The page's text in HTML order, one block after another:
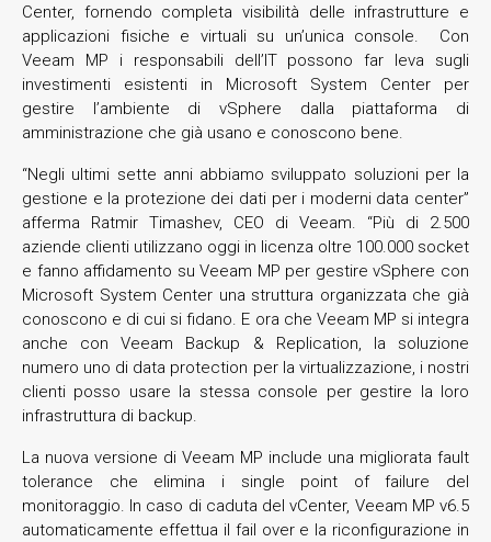
Center, fornendo completa visibilità delle infrastrutture e
applicazioni fisiche e virtuali su un’unica console. Con
Veeam MP i responsabili dell’IT possono far leva sugli
investimenti esistenti in Microsoft System Center per
gestire l’ambiente di vSphere dalla piattaforma di
amministrazione che già usano e conoscono bene.
“Negli ultimi sette anni abbiamo sviluppato soluzioni per la
gestione e la protezione dei dati per i moderni data center”
afferma Ratmir Timashev, CEO di Veeam. “Più di 2.500
aziende clienti utilizzano oggi in licenza oltre 100.000 socket
e fanno affidamento su Veeam MP per gestire vSphere con
Microsoft System Center una struttura organizzata che già
conoscono e di cui si fidano. E ora che Veeam MP si integra
anche con Veeam Backup & Replication, la soluzione
numero uno di data protection per la virtualizzazione, i nostri
clienti posso usare la stessa console per gestire la loro
infrastruttura di backup.
La nuova versione di Veeam MP include una migliorata fault
tolerance che elimina i single point of failure del
monitoraggio. In caso di caduta del vCenter, Veeam MP v6.5
automaticamente effettua il fail over e la riconfigurazione in